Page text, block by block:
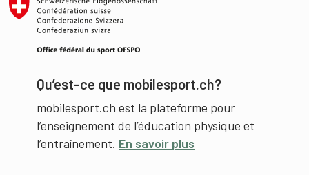
Qu’est-ce que mobilesport.ch?
mobilesport.ch est la plateforme pour
l’enseignement de l’éducation physique et
l’entraînement. En savoir plus